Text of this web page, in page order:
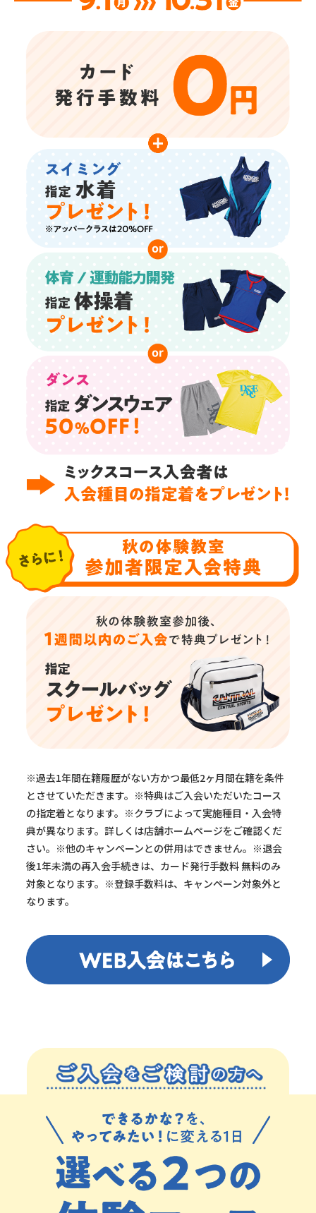
※過去1年間在籍履歴がない方かつ最低2ヶ月間在籍を条件
とさせていただきます。※特典はご入会いただいたコース
の指定着となります。※クラブによって実施種目・入会特
典が異なります。詳しくは店舗ホームページをご確認くだ
さい。※他のキャンペーンとの併用はできません。※退会
後1年未満の再入会手続きは、カード発行手数料 無料のみ
対象となります。※登録手数料は、キャンペーン対象外と
なります。